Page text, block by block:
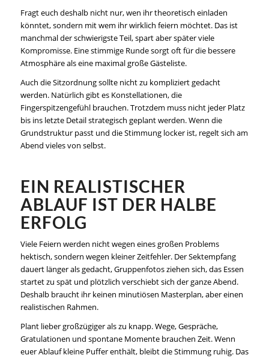
Fragt euch deshalb nicht nur, wen ihr theoretisch einladen
könntet, sondern mit wem ihr wirklich feiern möchtet. Das ist
manchmal der schwierigste Teil, spart aber später viele
Kompromisse. Eine stimmige Runde sorgt oft für die bessere
Atmosphäre als eine maximal große Gästeliste.
Auch die Sitzordnung sollte nicht zu kompliziert gedacht
werden. Natürlich gibt es Konstellationen, die
Fingerspitzengefühl brauchen. Trotzdem muss nicht jeder Platz
bis ins letzte Detail strategisch geplant werden. Wenn die
Grundstruktur passt und die Stimmung locker ist, regelt sich am
Abend vieles von selbst.
EIN REALISTISCHER
ABLAUF IST DER HALBE
ERFOLG
Viele Feiern werden nicht wegen eines großen Problems
hektisch, sondern wegen kleiner Zeitfehler. Der Sektempfang
dauert länger als gedacht, Gruppenfotos ziehen sich, das Essen
startet zu spät und plötzlich verschiebt sich der ganze Abend.
Deshalb braucht ihr keinen minutiösen Masterplan, aber einen
realistischen Rahmen.
Plant lieber großzügiger als zu knapp. Wege, Gespräche,
Gratulationen und spontane Momente brauchen Zeit. Wenn
euer Ablauf kleine Puffer enthält, bleibt die Stimmung ruhig. Das